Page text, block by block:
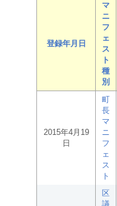
登録年月日
マ
ニ
フ
ェ
ス
ト
種
別
2015年4月19
日
町
長
マ
ニ
フ
ェ
ス
ト
区
議